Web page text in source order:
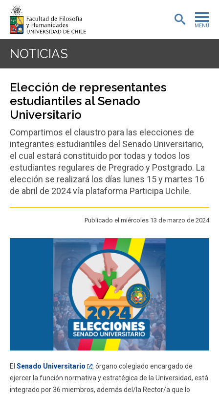
MENÚ
PREGRADO
INVESTIGACIÓN
EXTENSIÓN
BIBLIOTECA
Estudiantes
Académicos
Funcionarios
Egresados
NOTICIAS
Elección de representantes
estudiantiles al Senado
Universitario
Compartimos el claustro para las elecciones de
integrantes estudiantiles del Senado Universitario,
el cual estará constituido por todas y todos los
estudiantes regulares de Pregrado y Postgrado. La
elección se realizará los días lunes 15 y martes 16
de abril de 2024 vía plataforma Participa Uchile.
Publicado el miércoles 13 de marzo de 2024
El Senado Universitario
, órgano colegiado encargado de
ejercer la función normativa y estratégica de la Universidad, está
integrado por 36 miembros, además del/la Rector/a que lo